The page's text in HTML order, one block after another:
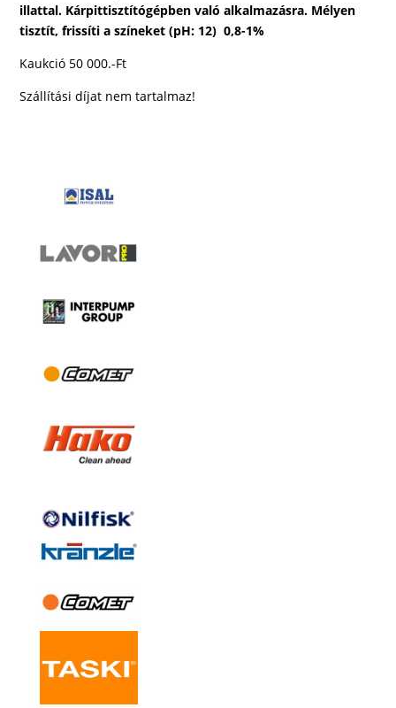
illattal. Kárpittisztítógépben való alkalmazásra. Mélyen
tisztít, frissíti a színeket (pH: 12) 0,8-1%
Kaukció 50 000.-Ft
Szállítási díjat nem tartalmaz!